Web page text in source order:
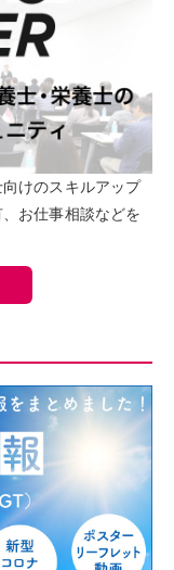
けのスキルアップ
お仕事相談などを